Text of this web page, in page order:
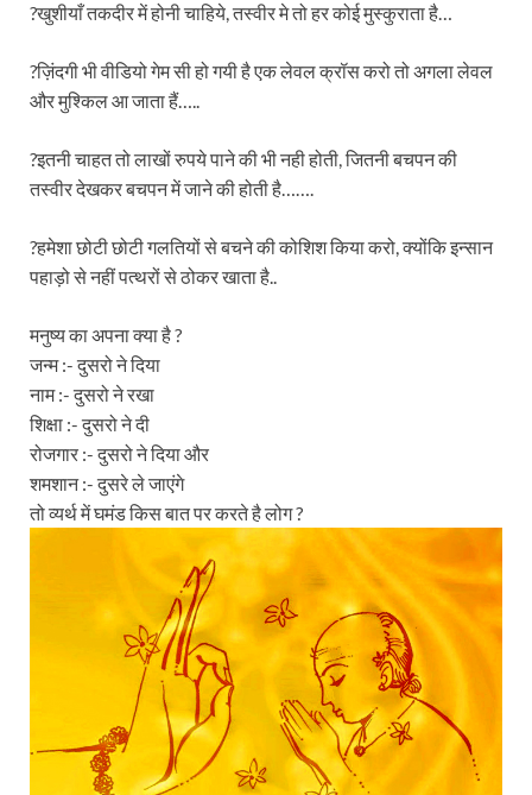
?खुशीयाँ तकदीर में होनी चाहिये, तस्वीर मे तो हर कोई मुस्कुराता है…
?ज़िंदगी भी वीडियो गेम सी हो गयी है एक लेवल क्रॉस करो तो अगला लेवल
और मुश्किल आ जाता हैं…..
?इतनी चाहत तो लाखों रुपये पाने की भी नही होती, जितनी बचपन की
तस्वीर देखकर बचपन में जाने की होती है…….
?हमेशा छोटी छोटी गलतियों से बचने की कोशिश किया करो, क्योंकि इन्सान
पहाड़ो से नहीं पत्थरों से ठोकर खाता है..
मनुष्य का अपना क्या है ?
जन्म :- दुसरो ने दिया
नाम :- दुसरो ने रखा
शिक्षा :- दुसरो ने दी
रोजगार :- दुसरो ने दिया और
शमशान :- दुसरे ले जाएंगे
तो व्यर्थ में घमंड किस बात पर करते है लोग ?